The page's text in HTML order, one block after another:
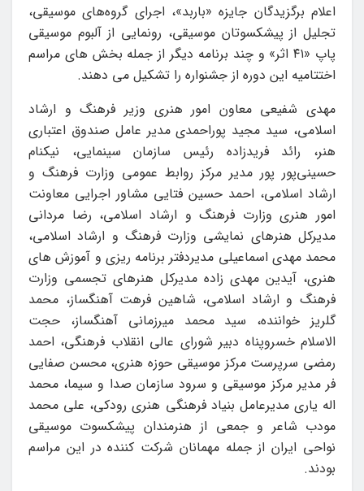
اعلام برگزیدگان جایزه «باربد»، اجرای گروه‌های موسیقی،
تجلیل از پیشکسوتان موسیقی، رونمایی از آلبوم موسیقی
پاپ «۴۱ اثر» و چند برنامه دیگر از جمله بخش های مراسم
اختتامیه این دوره از جشنواره را تشکیل می دهند.
مهدی شفیعی معاون امور هنری وزیر فرهنگ و ارشاد
اسلامی، سید مجید پوراحمدی مدیر عامل صندوق اعتباری
هنر، رائد فریدزاده رئیس سازمان سینمایی، نیکنام
حسینی‌پور پور مدیر مرکز روابط عمومی وزارت فرهنگ و
ارشاد اسلامی، احمد حسین فتایی مشاور اجرایی معاونت
امور هنری وزارت فرهنگ و ارشاد اسلامی، رضا مردانی
مدیرکل هنرهای نمایشی وزارت فرهنگ و ارشاد اسلامی،
محمد مهدی اسماعیلی مدیردفتر برنامه ریزی و آموزش های
هنری، آیدین مهدی زاده مدیرکل هنرهای تجسمی وزارت
فرهنگ و ارشاد اسلامی، شاهین فرهت آهنگساز، محمد
گلریز خواننده، سید محمد میرزمانی آهنگساز، حجت
الاسلام خسروپناه دبیر شورای عالی انقلاب فرهنگی، احمد
رمضی سرپرست مرکز موسیقی حوزه هنری، محسن صفایی
فر مدیر مرکز موسیقی و سرود سازمان صدا و سیما، محمد
اله یاری مدیرعامل بنیاد فرهنگی هنری رودکی، علی محمد
مودب شاعر و جمعی از هنرمندان پیشکسوت موسیقی
نواحی ایران از جمله مهمانان شرکت کننده در این مراسم
بودند.